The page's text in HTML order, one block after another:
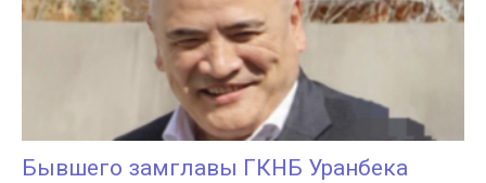
Бывшего замглавы ГКНБ Уранбека